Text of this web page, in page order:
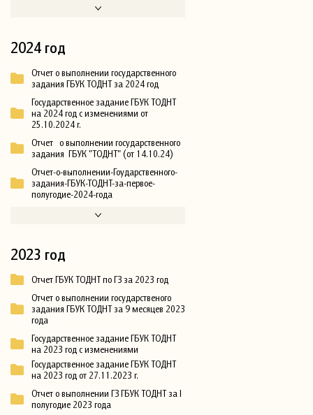
2024 год
Отчет о выполнении государственного
задания ГБУК ТОДНТ за 2024 год
Государственное задание ГБУК ТОДНТ
на 2024 год с изменениями от
25.10.2024 г.
Отчет о выполнении государственного
задания ГБУК "ТОДНТ" (от 14.10.24)
Отчет-о-выполнении-Гоударственного-
задания-ГБУК-ТОДНТ-за-первое-
полугодие-2024-года
2023 год
Отчет ГБУК ТОДНТ по ГЗ за 2023 год
Отчет о выполнении государственого
задания ГБУК ТОДНТ за 9 месяцев 2023
года
Государственное задание ГБУК ТОДНТ
на 2023 год с изменениями
Государственное задание ГБУК ТОДНТ
на 2023 год от 27.11.2023 г.
Отчет о выполнении ГЗ ГБУК ТОДНТ за I
полугодие 2023 года